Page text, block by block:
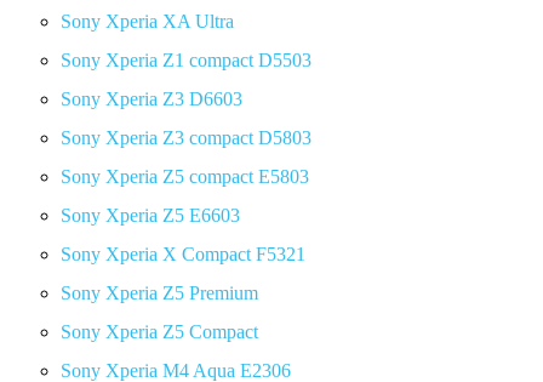
Sony Xperia XA Ultra
Sony Xperia Z1 compact D5503
Sony Xperia Z3 D6603
Sony Xperia Z3 compact D5803
Sony Xperia Z5 compact E5803
Sony Xperia Z5 E6603
Sony Xperia X Compact F5321
Sony Xperia Z5 Premium
Sony Xperia Z5 Compact
Sony Xperia M4 Aqua E2306